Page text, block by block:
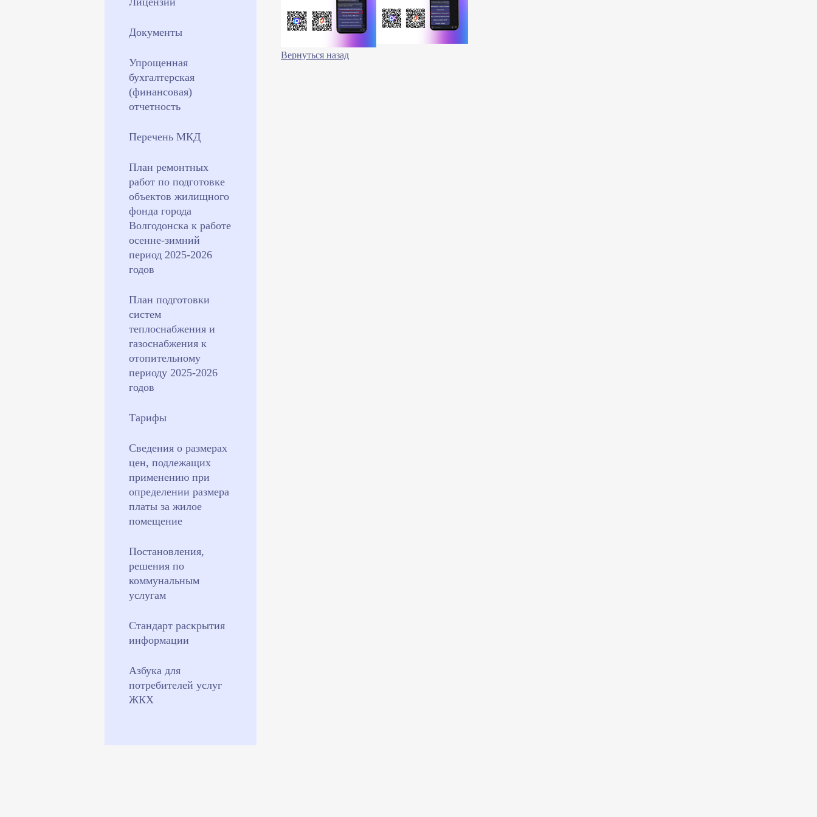
Документы
Упрощенная
бухгалтерская
(финансовая)
отчетность
Перечень МКД
План ремонтных
работ по подготовке
объектов жилищного
фонда города
Волгодонска к работе
осенне-зимний
период 2025-2026
годов
План подготовки
систем
теплоснабжения и
газоснабжения к
отопительному
периоду 2025-2026
годов
Тарифы
Сведения о размерах
цен, подлежащих
применению при
определении размера
платы за жилое
помещение
Постановления,
решения по
коммунальным
услугам
Стандарт раскрытия
информации
Азбука для
потребителей услуг
ЖКХ
Вернуться назад